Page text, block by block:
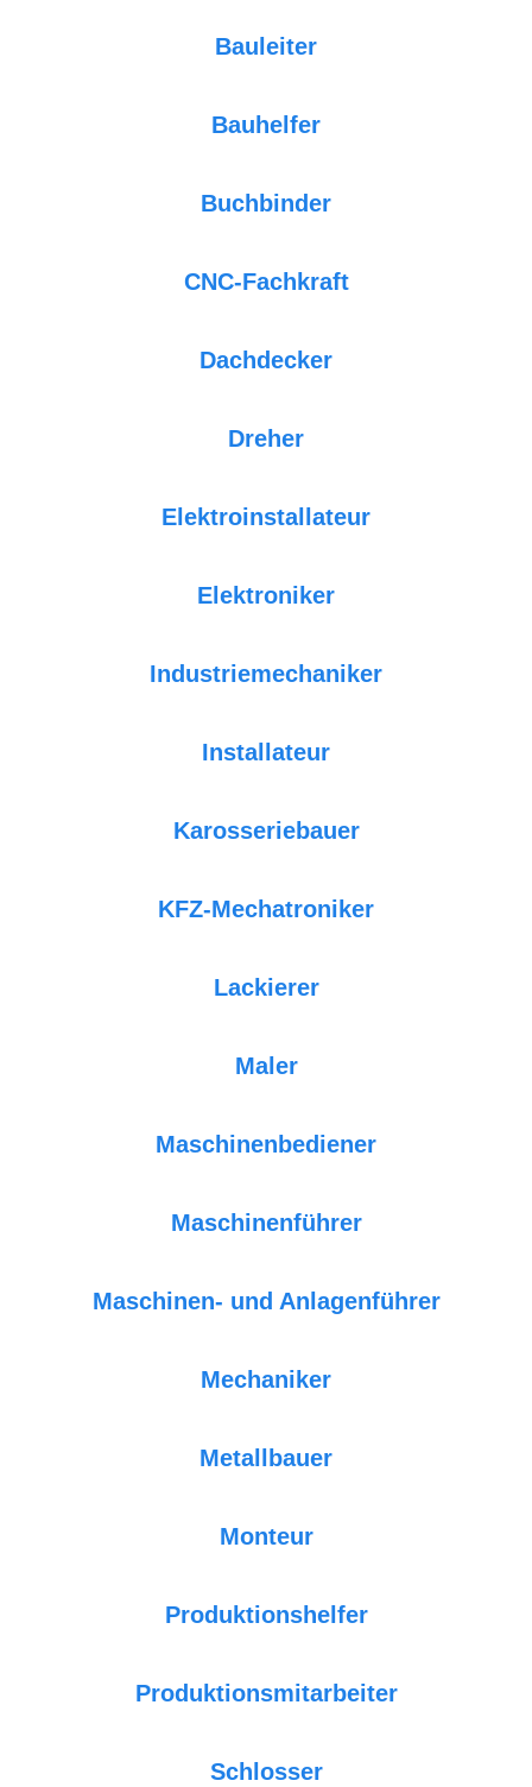
Bauleiter
Bauhelfer
Buchbinder
CNC-Fachkraft
Dachdecker
Dreher
Elektroinstallateur
Elektroniker
Industriemechaniker
Installateur
Karosseriebauer
KFZ-Mechatroniker
Lackierer
Maler
Maschinenbediener
Maschinenführer
Maschinen- und Anlagenführer
Mechaniker
Metallbauer
Monteur
Produktionshelfer
Produktionsmitarbeiter
Schlosser